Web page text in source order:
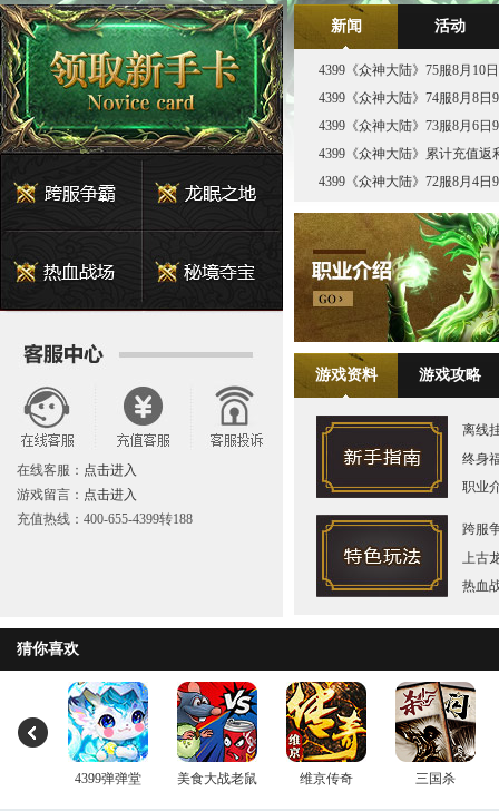
在线客服： 点击进入
游戏留言： 点击进入
充值热线：400-655-4399转188
新闻 活动
4399《众神大陆》75服8月10
4399《众神大陆》74服8月8日
4399《众神大陆》73服8月6日
4399《众神大陆》累计充值返
4399《众神大陆》72服8月4日
游戏资料 游戏攻略
离线
终身
职业
跨服
上古
热血
猜你喜欢
4399弹弹堂 美食大战老鼠 维京传奇 三国杀